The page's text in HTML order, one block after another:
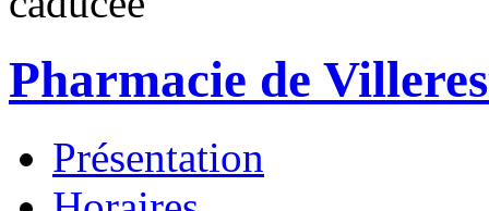
Pharmacie de
Présentation